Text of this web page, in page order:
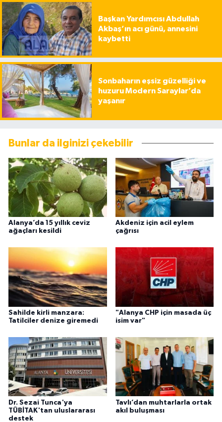
Başkan Yardımcısı Abdullah
Akbaş’ın acı günü, annesini
kaybetti
Sonbaharın eşsiz güzelliği ve
huzuru Modern Saraylar’da
yaşanır
Bunlar da ilginizi çekebilir
Alanya’da 15 yıllık ceviz
ağaçları kesildi
Akdeniz için acil eylem
çağrısı
Sahilde kirli manzara:
Tatilciler denize giremedi
"Alanya CHP için masada üç
isim var"
Dr. Sezai Tunca'ya
TÜBİTAK'tan uluslararası
destek
Tavlı’dan muhtarlarla ortak
akıl buluşması